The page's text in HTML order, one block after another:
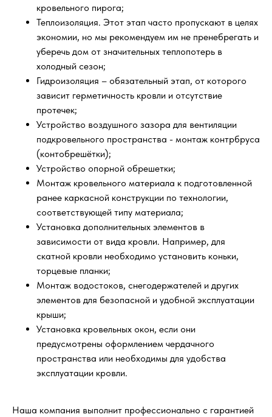
кровельного пирога;
Теплоизоляция. Этот этап часто пропускают в целях
экономии, но мы рекомендуем им не пренебрегать и
уберечь дом от значительных теплопотерь в
холодный сезон;
Гидроизоляция – обязательный этап, от которого
зависит герметичность кровли и отсутствие
протечек;
Устройство воздушного зазора для вентиляции
подкровельного пространства - монтаж контрбруса
(контобрешётки);
Устройство опорной обрешетки;
Монтаж кровельного материала к подготовленной
ранее каркасной конструкции по технологии,
соответствующей типу материала;
Установка дополнительных элементов в
зависимости от вида кровли. Например, для
скатной кровли необходимо установить коньки,
торцевые планки;
Монтаж водостоков, снегодержателей и других
элементов для безопасной и удобной эксплуатации
крыши;
Установка кровельных окон, если они
предусмотрены оформлением чердачного
пространства или необходимы для удобства
эксплуатации кровли.
Наша компания выполнит профессионально с гарантией